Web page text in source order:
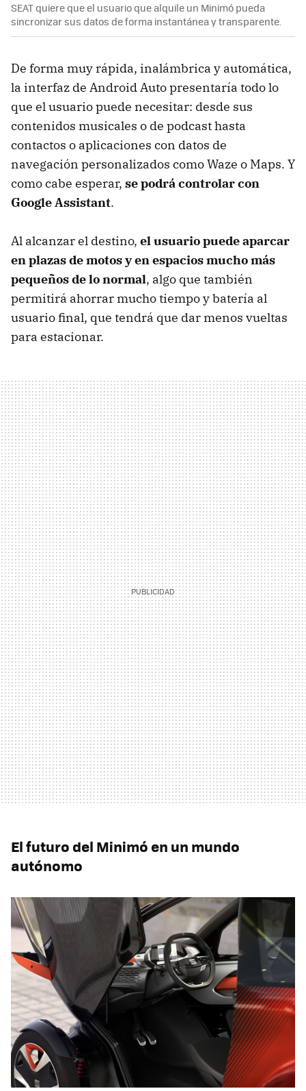
SEAT quiere que el usuario que alquile un Minimó pueda
sincronizar sus datos de forma instantánea y transparente.
De forma muy rápida, inalámbrica y automática,
la interfaz de Android Auto presentaría todo lo
que el usuario puede necesitar: desde sus
contenidos musicales o de podcast hasta
contactos o aplicaciones con datos de
navegación personalizados como Waze o Maps. Y
como cabe esperar, se podrá controlar con
Google Assistant.
Al alcanzar el destino, el usuario puede aparcar
en plazas de motos y en espacios mucho más
pequeños de lo normal, algo que también
permitirá ahorrar mucho tiempo y batería al
usuario final, que tendrá que dar menos vueltas
para estacionar.
El futuro del Minimó en un mundo
autónomo